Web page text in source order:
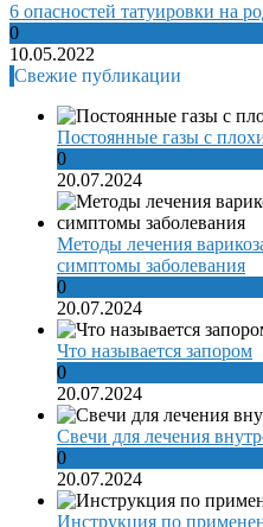
6 опасностей татуировки на
0
10.05.2022
Свежие публикации
Постоянные газы с
0
20.07.2024
Методы лечения
симптомы заболевания
0
20.07.2024
Что называется запором
0
20.07.2024
Свечи для лечения
0
20.07.2024
Инструкция по